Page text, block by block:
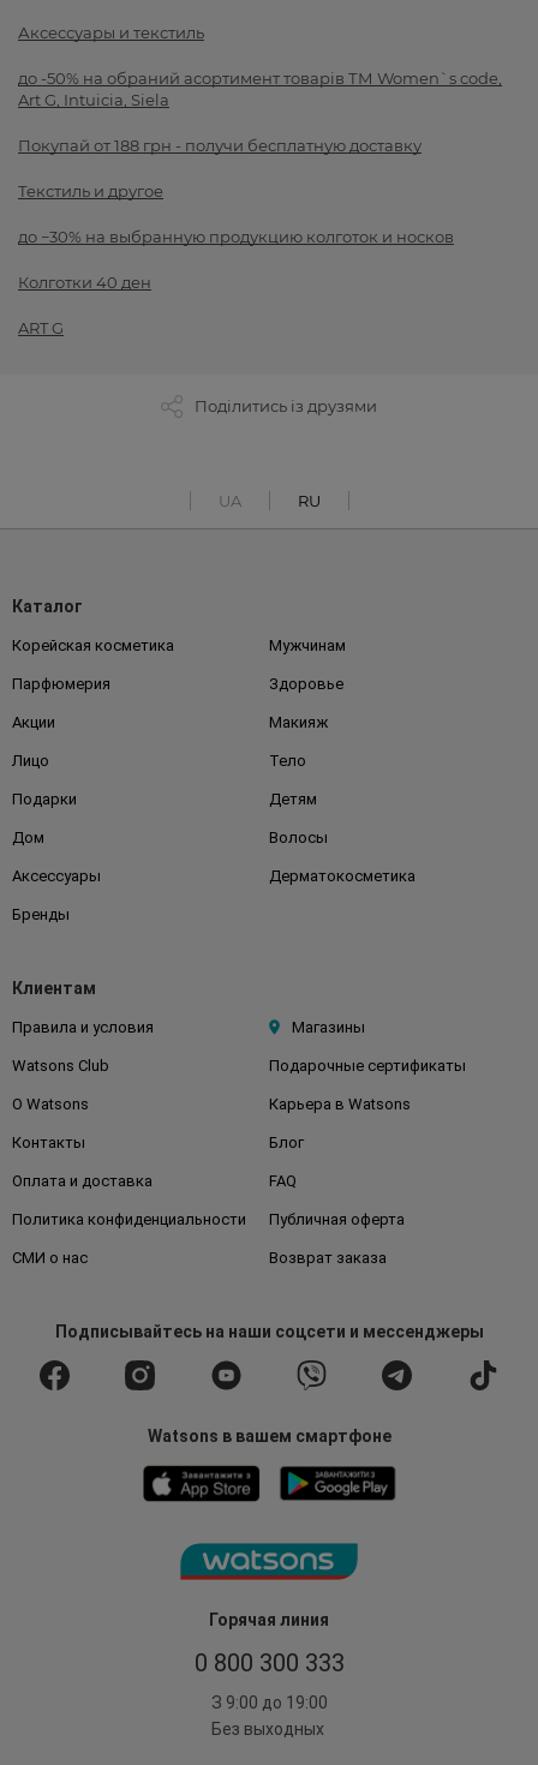
Аксессуары и текстиль
до -50% на обраний асортимент товарів ТМ Women`s code,
Art G, Intuicia, Siela
Покупай от 188 грн - получи бесплатную доставку
Текстиль и другое
до −30% на выбранную продукцию колготок и носков
Колготки 40 ден
ART G
Поділитись із друзями
UA RU
Горячая линия
0 800 300 333
З 9:00 до 19:00
Без выходных
Каталог
Корейская косметика Мужчинам
Парфюмерия Здоровье
Акции Макияж
Лицо Тело
Подарки Детям
Дом Волосы
Аксессуары Дерматокосметика
Бренды
Клиентам
Правила и условия Магазины
Watsons Club Подарочные сертификаты
О Watsons Карьера в Watsons
Контакты Блог
Оплата и доставка FAQ
Политика конфиденциальности Публичная оферта
СМИ о нас Возврат заказа
Подписывайтесьна наши соцсети и мессенджеры
Watsons в вашем смартфоне